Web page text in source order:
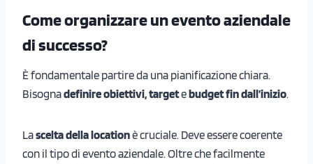
Come organizzare un evento aziendale
di successo?
È fondamentale partire da una pianificazione chiara.
Bisognadefinire obiettivi, targetebudget fin dall’inizio.
Lascelta della locationè cruciale. Deve essere coerente
con il tipo di evento aziendale. Oltre che facilmente